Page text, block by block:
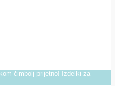
čimbolj prijetno! Izdelki za